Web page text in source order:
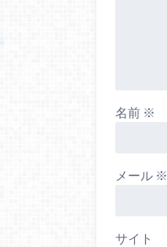
名前 ※
メール ※
サイト